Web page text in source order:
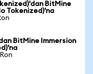
BitMine
Tokenized)'na
BitMine Immersion